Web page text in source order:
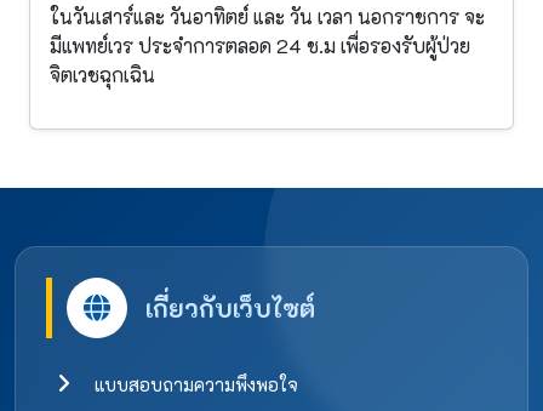
ในวันเสาร์และ วันอาทิตย์ และ วัน เวลา นอกราชการ จะ
มีแพทย์เวร ประจำการตลอด 24 ช.ม เพื่อรองรับผู้ป่วย
จิตเวชฉุกเฉิน
เกี่ยวกับเว็บไซต์
แบบสอบถามความพึงพอใจ